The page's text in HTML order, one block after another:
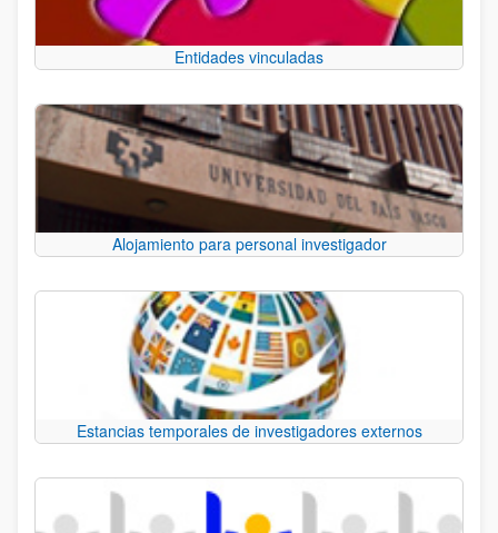
Entidades vinculadas
Alojamiento para personal investigador
Estancias temporales de investigadores externos